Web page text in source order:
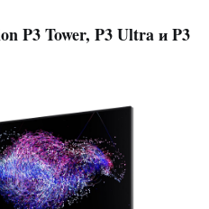
P3 Tower, P3 Ultra и P3